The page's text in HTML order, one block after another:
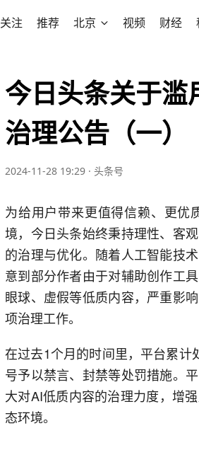
关注 推荐 北京 视频 财经
今日头条关于
治理公告（一）
2024-11-28 19:29 · 头条号
为给用户带来更值得信赖、更优
境，今日头条始终秉持理性、客
的治理与优化。随着人工智能技
意到部分作者由于对辅助创作工
眼球、虚假等低质内容，严重影
项治理工作。
在过去1个月的时间里，平台累
号予以禁言、封禁等处罚措施。
大对AI低质内容的治理力度，增
态环境。